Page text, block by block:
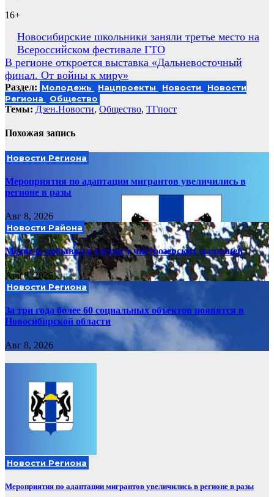
16+
Навигация
по
записям
Новосибирские школьники заняли третье место на
Всероссийском фестивале ГТО
В регионе откроется выставка «Дальневосточный
финал. От войны к миру»
Раздел: Молодежь Нацпроекты Новости
Новости
Региона
Общество
Темы: Дзен.Новости, Общество, ТГпост
Похожая запись
Новости Региона
Мероприятия по адаптации мигрантов увеличились в
регионе в разы
Авг 8, 2026
Новости Района
Медведь побывал в гостях у чистоозерских малышей
Авг 8, 2026
Новости Региона
За три года более 60 социальных объектов появятся в
Новосибирской области
Авг 8, 2026
Новости Региона
Мероприятия по адаптации мигрантов увеличились в регионе в разы